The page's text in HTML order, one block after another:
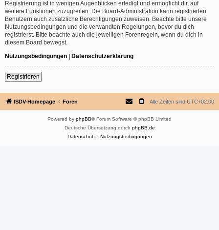
Registrierung ist in wenigen Augenblicken erledigt und ermöglicht dir, auf
weitere Funktionen zuzugreifen. Die Board-Administration kann registrierten
Benutzern auch zusätzliche Berechtigungen zuweisen. Beachte bitte unsere
Nutzungsbedingungen und die verwandten Regelungen, bevor du dich
registrierst. Bitte beachte auch die jeweiligen Forenregeln, wenn du dich in
diesem Board bewegst.
Nutzungsbedingungen | Datenschutzerklärung
Registrieren
ISDV-Homepage Foren Alle Zeiten sind UTC+02:00
Powered by phpBB® Forum Software © phpBB Limited
Deutsche Übersetzung durch phpBB.de
Datenschutz| Nutzungsbedingungen